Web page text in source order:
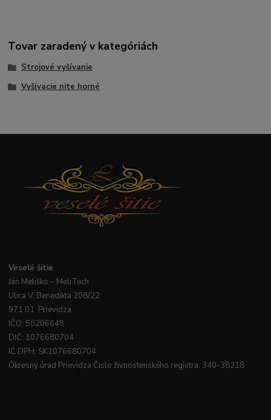
Tovar zaradený v kategóriách
Strojové vyšívanie
Vyšívacie nite horné
Veselé šitie
Ján Meliško – MeliTech
Ulica V. Benedikta 208/22
971 01 Prievidza
IČO: 50206648
DIČ: 1076680704
IČ DPH: SK1076680704
Okresný úrad Prievidza Číslo živnostenského registra: 340-38218